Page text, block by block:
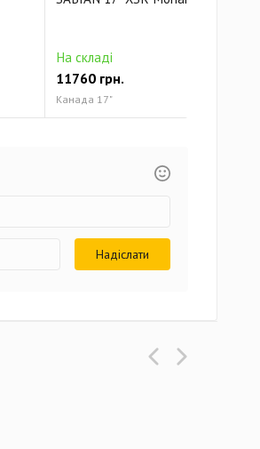
На складі
11760 грн.
Канада 17"